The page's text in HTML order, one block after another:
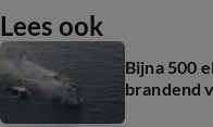
Lees ook
Bijna 500
brandend